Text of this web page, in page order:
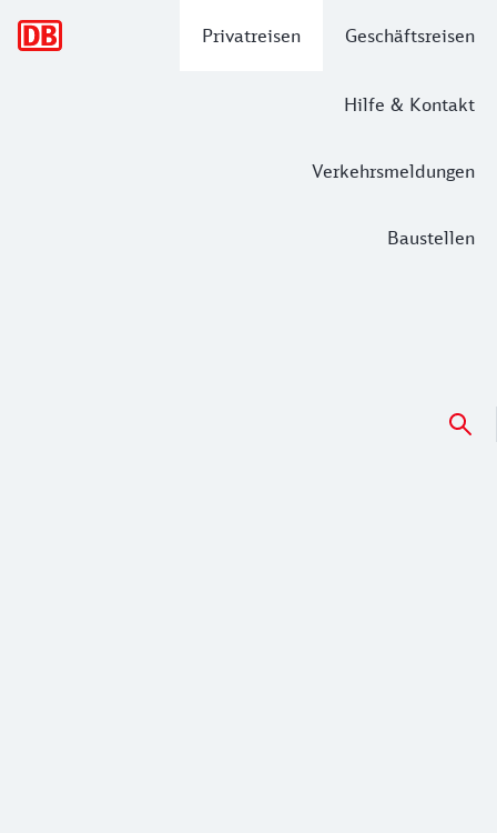
Privatreisen Geschäftsreisen
Hilfe & Kontakt
Verkehrsmeldungen
Baustellen